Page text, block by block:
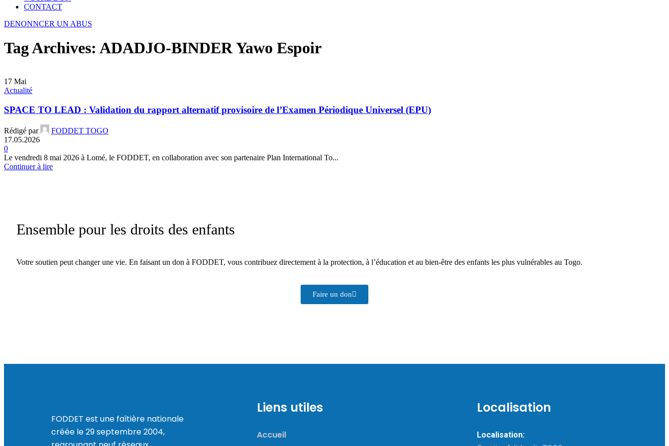
CONTACT
DENONNCER UN ABUS
Tag Archives: ADADJO-BINDER Yawo Espoir
17 Mai
Actualité
SPACE TO LEAD : Validation du rapport alternatif provisoire de l’Examen Périodique Universel (EPU)
Rédigé par
FODDET TOGO
17.05.2026
0
Le vendredi 8 mai 2026 à Lomé, le FODDET, en collaboration avec son partenaire Plan International To...
Continuer à lire
Ensemble pour les droits des enfants
Votre soutien peut changer une vie. En faisant un don à FODDET, vous contribuez directement à la protection, à l’éducation et au bien-être des enfants les plus vulnérables au Togo.
Faire un don
FODDET est une faîtière nationale
créée le 29 septembre 2004,
Liens utiles
Accueil
Localisation
Localisation: